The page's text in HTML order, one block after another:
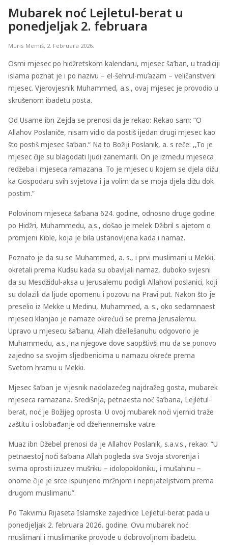
Mubarek noć Lejletul-berat u
ponedjeljak 2. februara
Muris Memiš, 2. Februara 2026.
Osmi mjesec po hidžretskom kalendaru, mjesec ša’ban, u tradiciji
islama poznat je i po nazivu – el-šehrul-mu’azam – veličanstveni
mjesec. Vjerovjesnik Muhammed, a.s., ovaj mjesec je provodio u
skrušenom ibadetu posta.
Od Usame ibn Zejda se prenosi da je rekao: Rekao sam: “O
Allahov Poslaniče, nisam vidio da postiš ijedan drugi mjesec kao
što postiš mjesec ša’ban.“ Na to Božiji Poslanik, a. s reče: ,,To je
mjesec čije su blagodati ljudi zanemarili. On je između mjeseca
redžeba i mjeseca ramazana. To je mjesec u kojem se djela dižu
ka Gospodaru svih svjetova i ja volim da se moja djela dižu dok
postim.”
Polovinom mjeseca ša’bana 624. godine, odnosno druge godine
po Hidžri, Muhammedu, a.s., došao je melek Džibril s ajetom o
promjeni Kible, koja je bila ustanovljena kada i namaz.
Poznato je da su se Muhammed, a. s., i prvi muslimani u Mekki,
okretali prema Kudsu kada su obavljali namaz, duboko svjesni
da su Mesdžidul-aksa u Jerusalemu podigli Allahovi poslanici, koji
su dolazili da ljude opomenu i pozovu na Pravi put. Nakon što je
preselio iz Mekke u Medinu, Muhammed, a. s., oko sedamnaest
mjeseci klanjao je namaze okrećući se prema Jerusalemu.
Upravo u mjesecu ša’banu, Allah džellešanuhu odgovorio je
Muhammedu, a.s., na njegove dove saopštivši mu da se ponovo
zajedno sa svojim sljedbenicima u namazu okreće prema
Svetom hramu u Mekki.
Mjesec ša’ban je vijesnik nadolazećeg najdražeg gosta, mubarek
mjeseca ramazana. Središnja, petnaesta noć ša’bana, Lejletul-
berat, noć je Božijeg oprosta. U ovoj mubarek noći vjernici traže
zaštitu i oslobađanje od džehennemske vatre.
Muaz ibn Džebel prenosi da je Allahov Poslanik, s.a.v.s., rekao: “U
petnaestoj noći ša’bana Allah pogleda sva Svoja stvorenja i
svima oprosti izuzev mušriku – idolopokloniku, i mušahinu –
onome čije je srce ispunjeno mržnjom i neprijateljstvom prema
drugom muslimanu”.
Po Takvimu Rijaseta Islamske zajednice Lejletul-berat pada u
ponedjeljak 2. februara 2026. godine. Ovu mubarek noć
muslimani i muslimanke provode u dobrovoljnom ibadetu.